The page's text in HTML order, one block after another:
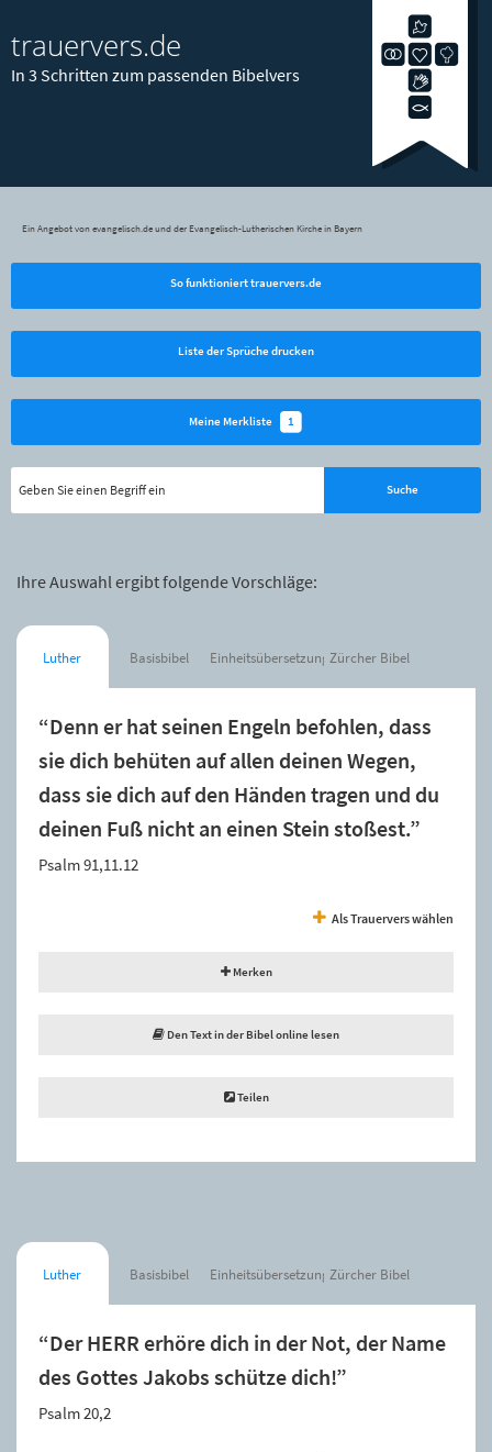
trauervers.de
In 3 Schritten zum passenden Bibelvers
Ein Angebot von evangelisch.de und der Evangelisch-Lutherischen Kirche in Bayern
So funktioniert trauervers.de
Liste der Sprüche drucken
Meine Merkliste 1
Ihre Auswahl ergibt folgende Vorschläge:
Luther Basisbibel Einheitsübersetzung Zürcher Bibel
“Denn er hat seinen Engeln befohlen, dass
sie dich behüten auf allen deinen Wegen,
dass sie dich auf den Händen tragen und du
deinen Fuß nicht an einen Stein stoßest.”
Psalm 91,11.12
Als Trauervers wählen
Merken
Den Text in der Bibel online lesen
Teilen
Luther Basisbibel Einheitsübersetzung Zürcher Bibel
“Der HERR erhöre dich in der Not, der Name
des Gottes Jakobs schütze dich!”
Psalm 20,2